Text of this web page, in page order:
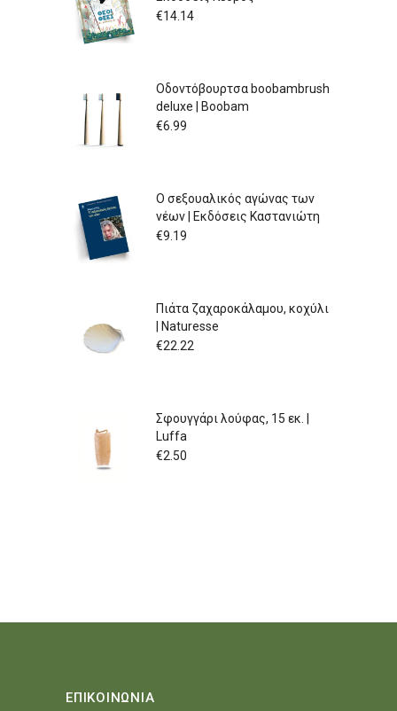
€14.14
Οδοντόβουρτσα boobambrush
deluxe | Boobam
€6.99
Ο σεξουαλικός αγώνας των
νέων | Εκδόσεις Καστανιώτη
€9.19
Πιάτα ζαχαροκάλαμου, κοχύλι
| Naturesse
€22.22
Σφουγγάρι λούφας, 15 εκ. |
Luffa
€2.50
ΕΠΙΚΟΙΝΩΝΙΑ